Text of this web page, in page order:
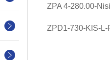
ZPA 4-280.00-
ZPD1-730-KIS-L-